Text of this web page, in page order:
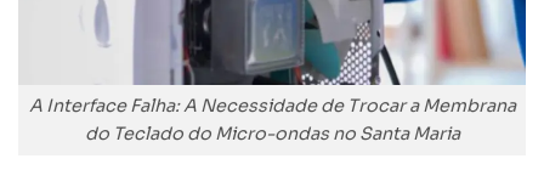
A Interface Falha: A Necessidade de Trocar a Membrana
do Teclado do Micro-ondas no Santa Maria